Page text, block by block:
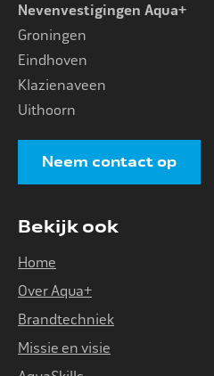
Nevenvestigingen Aqua+
Groningen
Eindhoven
Klazienaveen
Uithoorn
Neem contact op
Bekijk ook
Home
Over Aqua+
Brandtechniek
Missie en visie